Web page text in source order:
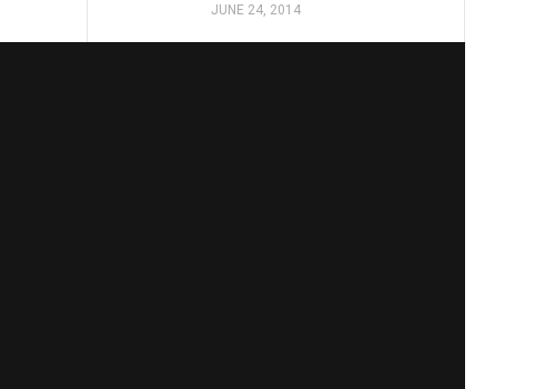
JUNE 24, 2014